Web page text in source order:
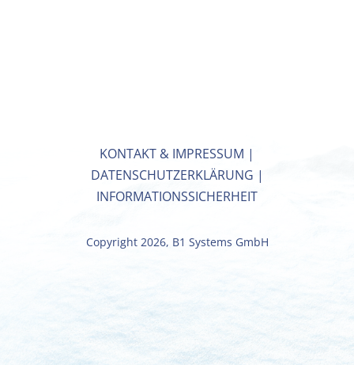
KONTAKT & IMPRESSUM |
DATENSCHUTZERKLÄRUNG |
INFORMATIONSSICHERHEIT
Copyright 2026, B1 Systems GmbH